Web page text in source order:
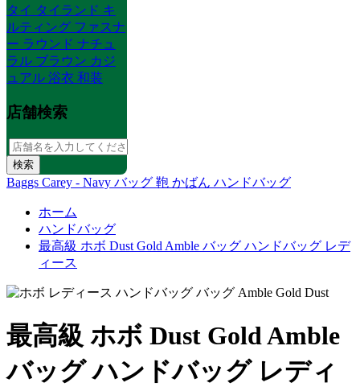
タイ タイランド キ
ルティング ファスナ
ー ラウンド ナチュ
ラル ブラウン カジ
ュアル 浴衣 和装
店舗検索
Baggs Carey - Navy バッグ 鞄 かばん ハンドバッグ
ホーム
ハンドバッグ
最高級 ホボ Dust Gold Amble バッグ ハンドバッグ レデ
ィース
最高級 ホボ Dust Gold Amble
バッグ ハンドバッグ レディ